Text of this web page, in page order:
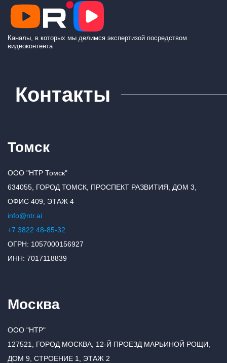
Каналы, в которых мы делимся экспертизой посредством
видеоконтента
Контакты
Томск
ООО "НТР Томск"
634055, ГОРОД ТОМСК, ПРОСПЕКТ РАЗВИТИЯ, ДОМ 3,
ОФИС 409, ЭТАЖ 4
info@ntr.ai
+7 3822 48-85-32
ОГРН: 1057000156927
ИНН: 7017118839
Москва
ООО "НТР"
127521, ГОРОД МОСКВА, 12-Й ПРОЕЗД МАРЬИНОЙ РОЩИ,
ДОМ 9, СТРОЕНИЕ 1, ЭТАЖ 2